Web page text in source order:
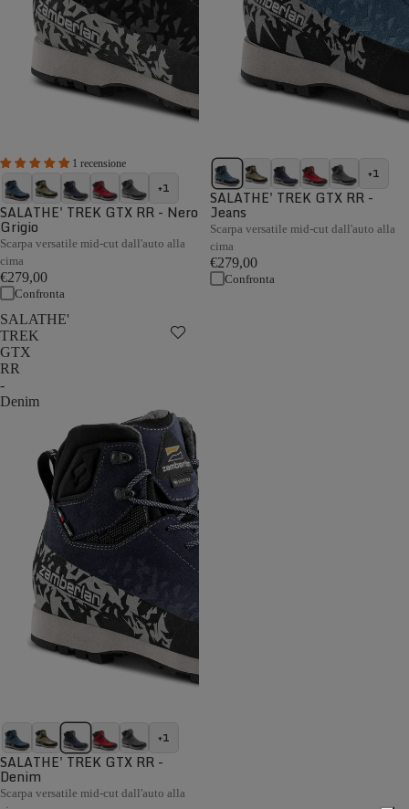
1 recensione
+1
SALATHE' TREK GTX RR - Nero
Grigio
Scarpa versatile mid-cut dall'auto alla
cima
€279,00
Confronta
+1
SALATHE' TREK GTX RR -
Jeans
Scarpa versatile mid-cut dall'auto alla
cima
€279,00
Confronta
SALATHE'
TREK
GTX
RR
-
Denim
+1
SALATHE' TREK GTX RR -
Denim
Scarpa versatile mid-cut dall'auto alla